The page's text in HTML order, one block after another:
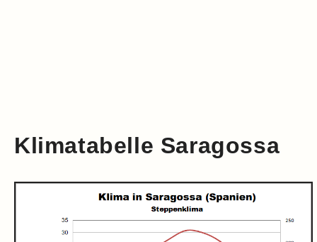
Klimatabelle Saragossa